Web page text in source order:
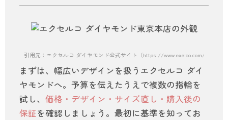
引用元：エクセルコ ダイヤモンド公式サイト（https://www.exelco.com/shop/
まずは、幅広いデザインを扱うエクセルコ ダイ
ヤモンドへ。予算を伝えたうえで複数の指輪を
試し、価格・デザイン・サイズ直し・購入後の
保証を確認しましょう。最初に基準を知ってお